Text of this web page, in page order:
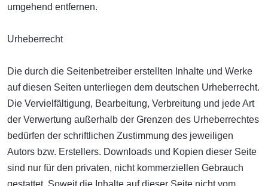
umgehend entfernen.
Urheberrecht
Die durch die Seitenbetreiber erstellten Inhalte und Werke
auf diesen Seiten unterliegen dem deutschen Urheberrecht.
Die Vervielfältigung, Bearbeitung, Verbreitung und jede Art
der Verwertung außerhalb der Grenzen des Urheberrechtes
bedürfen der schriftlichen Zustimmung des jeweiligen
Autors bzw. Erstellers. Downloads und Kopien dieser Seite
sind nur für den privaten, nicht kommerziellen Gebrauch
gestattet. Soweit die Inhalte auf dieser Seite nicht vom